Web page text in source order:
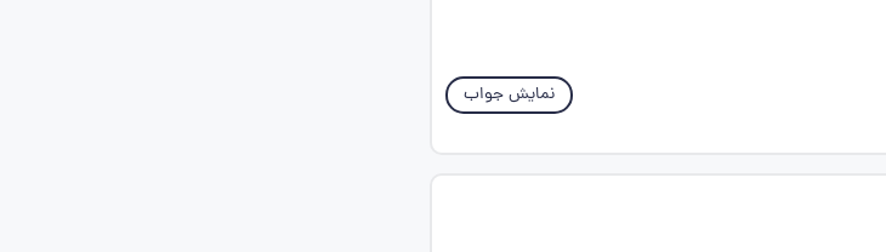
نمایش جواب